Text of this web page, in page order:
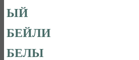
ЫЙ
БЕЙЛИ
БЕЛЫ